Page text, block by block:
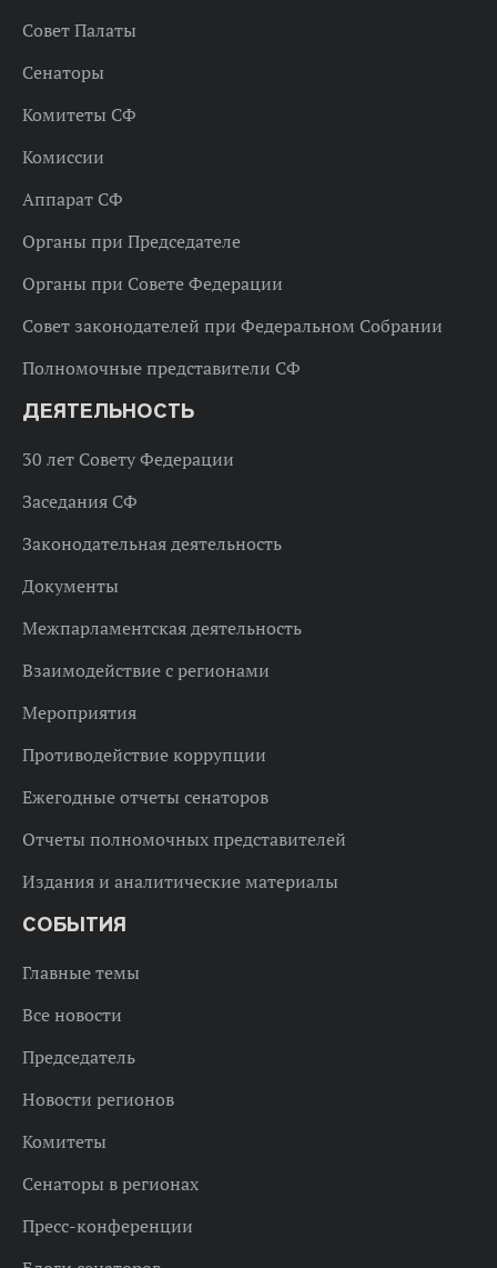
Совет Палаты
Сенаторы
Комитеты СФ
Комиссии
Аппарат СФ
Органы при Председателе
Органы при Совете Федерации
Совет законодателей при Федеральном Собрании
Полномочные представители СФ
ДЕЯТЕЛЬНОСТЬ
30 лет Совету Федерации
Заседания СФ
Законодательная деятельность
Документы
Межпарламентская деятельность
Взаимодействие с регионами
Мероприятия
Противодействие коррупции
Ежегодные отчеты сенаторов
Отчеты полномочных представителей
Издания и аналитические материалы
СОБЫТИЯ
Главные темы
Все новости
Председатель
Новости регионов
Комитеты
Сенаторы в регионах
Пресс-конференции